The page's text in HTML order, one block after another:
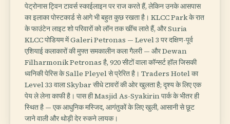
पेट्रोनास ट्विन टावर्स स्काईलाइन पर राज करते हैं, लेकिन उनके आसपास
का इलाका पोस्टकार्ड से आगे भी बहुत कुछ रखता है। KLCC Park के रात
के फाउंटेन लाइट शो परिवारों को लॉन तक खींच लाते हैं, और Suria
KLCC पोडियम में Galeri Petronas — Level 3 पर दक्षिण-पूर्व
एशियाई कलाकारों की मुफ्त समकालीन कला गैलरी — और Dewan
Filharmonik Petronas है, 920 सीटों वाला कॉन्सर्ट हॉल जिसकी
ध्वनिकी पेरिस के Salle Pleyel से प्रेरित है। Traders Hotel का
Level 33 वाला Skybar सीधे टावरों की ओर खुलता है; दृश्य के लिए एक
पेय ले लेना काफी है। पास ही Masjid As-Syakirin पार्क के भीतर ही
स्थित है — एक आधुनिक मस्जिद, आगंतुकों के लिए खुली, आसानी से छूट
जाने वाली और थोड़ी देर रुकने लायक।